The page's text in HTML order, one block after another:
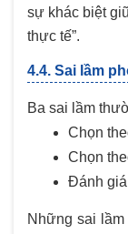
sự khác biệt
thực tế”.
4.4. Sai lầm
Ba sai lầm
Chọn
Chọn
Đánh
Những sai